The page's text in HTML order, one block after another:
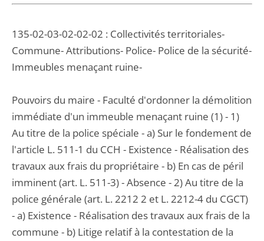
135-02-03-02-02-02 : Collectivités territoriales-
Commune- Attributions- Police- Police de la sécurité-
Immeubles menaçant ruine-
Pouvoirs du maire - Faculté d'ordonner la démolition
immédiate d'un immeuble menaçant ruine (1) - 1)
Au titre de la police spéciale - a) Sur le fondement de
l'article L. 511-1 du CCH - Existence - Réalisation des
travaux aux frais du propriétaire - b) En cas de péril
imminent (art. L. 511-3) - Absence - 2) Au titre de la
police générale (art. L. 2212 2 et L. 2212-4 du CGCT)
- a) Existence - Réalisation des travaux aux frais de la
commune - b) Litige relatif à la contestation de la